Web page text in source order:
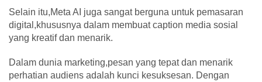
Selain itu,Meta AI juga sangat berguna untuk pemasaran
digital,khususnya dalam membuat caption media sosial
yang kreatif dan menarik.
Dalam dunia marketing,pesan yang tepat dan menarik
perhatian audiens adalah kunci kesuksesan. Dengan